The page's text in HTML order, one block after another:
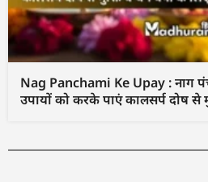
Nag Panchami Ke Upay : नाग
उपायों को करके पाएं कालसर्प दोष से